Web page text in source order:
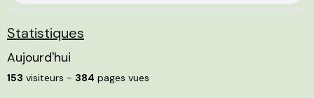
Statistiques
Aujourd'hui
153 visiteurs - 384 pages vues